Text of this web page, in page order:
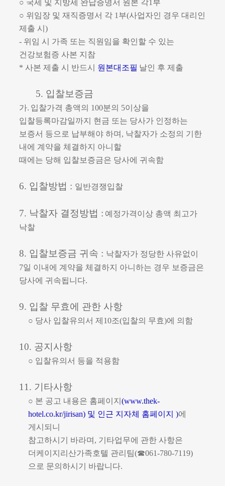
○ 국세 및 지방세 완납증명서 원본 각1 부
○ 위임장 및 재직증명서 각 1 부(사업자인 경우 대리인
제출 시)
- 위임 시 가족 또는 직원임을 확인할 수 있는
건강보험증 사본 지참
* 사본 제출 시 반드시 원본대조필 날인 후 제출
5. 입찰보증금
가. 입찰가격 총액의 100분의 5이상을
입찰등록마감일까지 현금 또는 당사가 인 정하는
보증서 등으로 납부해야 하며 , 낙찰자가 소정의 기한
내에 계약을 체결하지 아니할
때에는 당해 입찰보증금은 당사에 귀속함
6. 입찰방법 : 일반경쟁입찰
7. 낙찰자 결정방법 : 예정가격이상 총액 최고가
낙찰
8. 입찰보증금 귀속 : 낙찰자가 정당한 사유없이
7일 이내에 계약을 체결하지 아니하는 경우 보증금은
당사에 귀속됩니다.
9. 입찰 무효에 관한 사항
○ 당사 입찰유의서 제 10조(입찰의 무효)에 의함
10. 공지사항
○ 입찰유의서 등을 적용함
11. 기타사항
○ 본 공고 내용은 홈페이지(www.thek-
hotel.co.kr/jirisan) 및 인근 지자체 홈페이지)에
게시되니
참고하시기 바라며 , 기타업무에 관한 사항은
더케이지리산가족호텔 관리팀(☎061-780-7119)
으로 문의하시기 바랍니다.